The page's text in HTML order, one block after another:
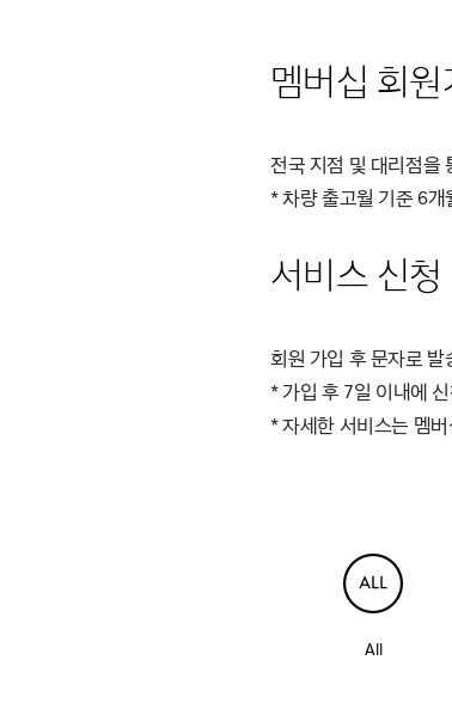
멤버십 회원
전국 지점 및 대리점을
* 차량 출고월 기준 6
서비스 신청
회원 가입 후 문자로
* 가입 후 7일 이내에
* 자세한 서비스는 멤
All